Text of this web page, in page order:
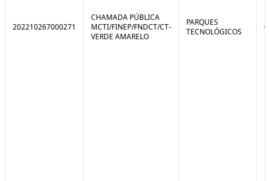
202210267000271
CHAMADA PÚBLICA
MCTI/FINEP/FNDCT/CT-
VERDE AMARELO
PARQUES
TECNOLÓGICOS